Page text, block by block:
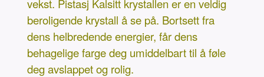
vekst. Pistasj Kalsitt krystallen er en veldig
beroligende krystall å se på. Bortsett fra
dens helbredende energier, får dens
behagelige farge deg umiddelbart til å føle
deg avslappet og rolig.